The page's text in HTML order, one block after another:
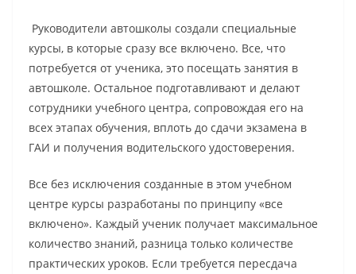
Руководители автошколы создали специальные
курсы, в которые сразу все включено. Все, что
потребуется от ученика, это посещать занятия в
автошколе. Остальное подготавливают и делают
сотрудники учебного центра, сопровождая его на
всех этапах обучения, вплоть до сдачи экзамена в
ГАИ и получения водительского удостоверения.
Все без исключения созданные в этом учебном
центре курсы разработаны по принципу «все
включено». Каждый ученик получает максимальное
количество знаний, разница только количестве
практических уроков. Если требуется пересдача